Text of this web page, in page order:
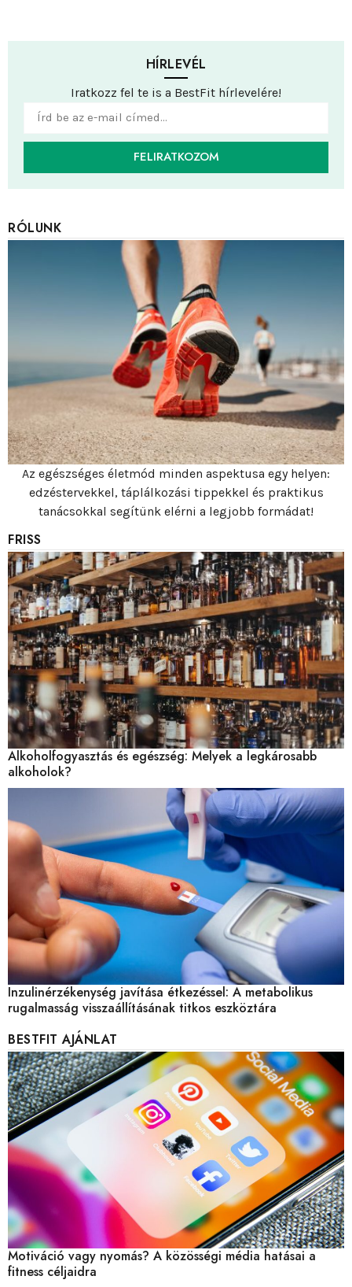
HÍRLEVÉL
Iratkozz fel te is a BestFit hírlevelére!
FELIRATKOZOM
RÓLUNK
Az egészséges életmód minden aspektusa egy helyen:
edzéstervekkel, táplálkozási tippekkel és praktikus
tanácsokkal segítünk elérni a legjobb formádat!
FRISS
Alkoholfogyasztás és egészség: Melyek a legkárosabb
alkoholok?
Inzulinérzékenység javítása étkezéssel: A metabolikus
rugalmasság visszaállításának titkos eszköztára
BESTFIT AJÁNLAT
Motiváció vagy nyomás? A közösségi média hatásai a
fitness céljaidra